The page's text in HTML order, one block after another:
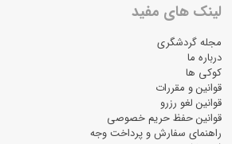
لینک های مفید
مجله گردشگری
درباره ما
کوکی ها
قوانین و مقررات
قوانین لغو رزرو
قوانین حفظ حریم خصوصی
راهنمای سفارش و پرداخت وجه